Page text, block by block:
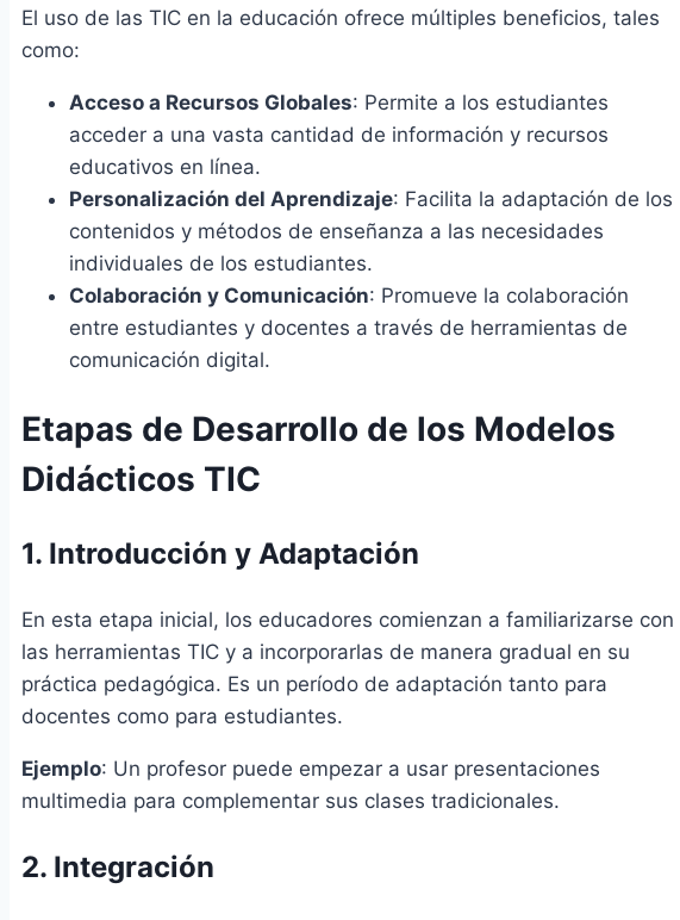
El uso de las TIC en la educación ofrece múltiples beneficios, tales
como:
Acceso a Recursos Globales: Permite a los estudiantes
acceder a una vasta cantidad de información y recursos
educativos en línea.
Personalización del Aprendizaje: Facilita la adaptación de los
contenidos y métodos de enseñanza a las necesidades
individuales de los estudiantes.
Colaboración y Comunicación: Promueve la colaboración
entre estudiantes y docentes a través de herramientas de
comunicación digital.
Etapas de Desarrollo de los Modelos
Didácticos TIC
1. Introducción y Adaptación
En esta etapa inicial, los educadores comienzan a familiarizarse con
las herramientas TIC y a incorporarlas de manera gradual en su
práctica pedagógica. Es un período de adaptación tanto para
docentes como para estudiantes.
Ejemplo: Un profesor puede empezar a usar presentaciones
multimedia para complementar sus clases tradicionales.
2. Integración